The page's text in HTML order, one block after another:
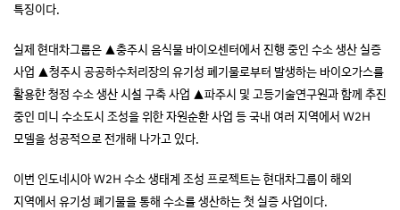
특징이다.
실제 현대차그룹은 ▲충주시 음식물 바이오센터에서 진행 중인 수소 생산 실증
사업 ▲청주시 공공하수처리장의 유기성 폐기물로부터 발생하는 바이오가스를
활용한 청정 수소 생산 시설 구축 사업 ▲파주시 및 고등기술연구원과 함께 추진
중인 미니 수소도시 조성을 위한 자원순환 사업 등 국내 여러 지역에서 W2H
모델을 성공적으로 전개해 나가고 있다.
이번 인도네시아 W2H 수소 생태계 조성 프로젝트는 현대차그룹이 해외
지역에서 유기성 폐기물을 통해 수소를 생산하는 첫 실증 사업이다.